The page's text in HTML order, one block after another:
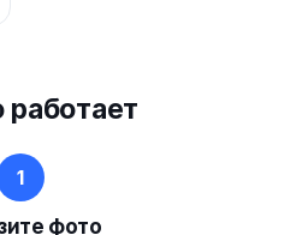
работает
фото